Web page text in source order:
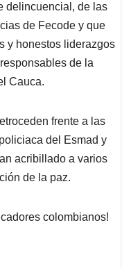
delincuencial, de las
de Fecode y que
y honestos liderazgos
de la
Cauca.
frente a las
del Esmad y
acribillado a varios
de la paz.
colombianos!